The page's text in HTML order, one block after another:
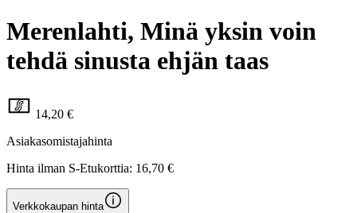
Merenlahti, Minä yksin voin
tehdä sinusta ehjän taas
14,20 €
Asiakasomistajahinta
Hinta ilman S-Etukorttia: 16,70 €
Verkkokaupan hinta